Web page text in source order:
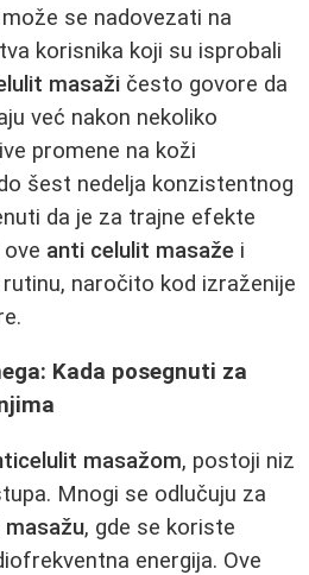
može se nadovezati na
korisnika koji su isprobali
masaži često govore da
već nakon nekoliko
promene na koži
šest nedelja konzistentnog
da je za trajne efekte
anti celulit masaže i
naročito kod izraženije
Kada posegnuti za
masažom, postoji niz
Mnogi se odlučuju za
, gde se koriste
energija. Ove